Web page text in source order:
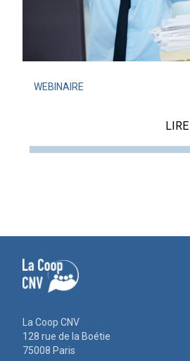
WEBINAIRE
La Coop CNV
128 rue de la Boétie
75008 Paris